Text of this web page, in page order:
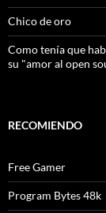
Chico de oro
Como tenía que
su "amor al open
RECOMIENDO
Free Gamer
Program Bytes 48k